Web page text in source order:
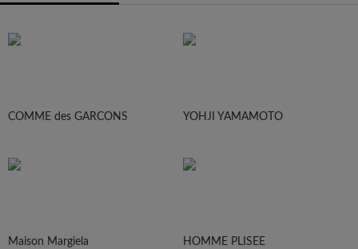
COMME des GARCONS YOHJI YAMAMOTO
Maison Margiela HOMME PLISEE